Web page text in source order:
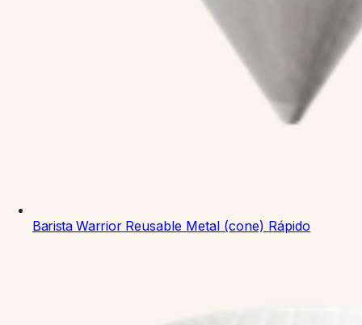
Barista Warrior Reusable Metal (cone) Rápido